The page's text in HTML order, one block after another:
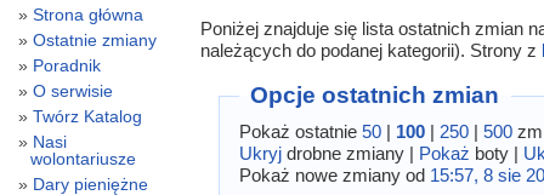
Poniżej znajduje się lista ostatnich zmian
należących do podanej kategorii). Strony z
Opcje ostatnich zmian
Pokaż ostatnie 50| 100| 250| 500
Ukryjdrobne zmiany | Pokaż boty |
Pokaż nowe zmiany od 15:57, 8 sie
Strona główna
Ostatnie zmiany
Poradnik
O serwisie
Twórz Katalog
Nasi
wolontariusze
Dary pieniężne